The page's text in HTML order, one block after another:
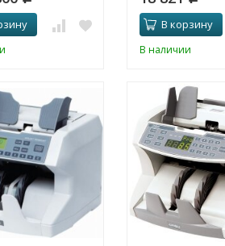
В корзину
В наличии